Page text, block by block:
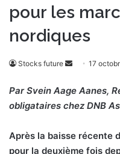
pour les
nordiques
Stocks future
Envoyer
courriel
17
Par Svein Aage Aanes,
obligataires chez DNB
Après la baisse récente
pour la deuxième fois